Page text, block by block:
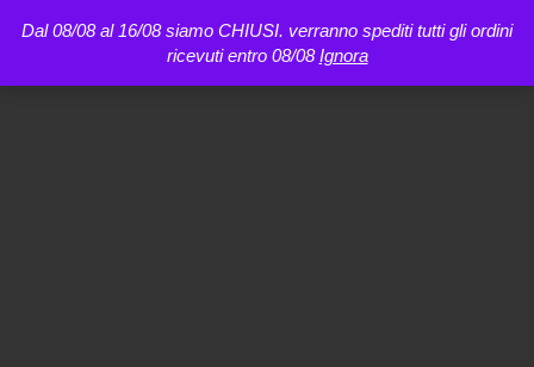
Dal 08/08 al 16/08 siamo CHIUSI. verranno spediti tutti gli ordini
ricevuti entro 08/08Ignora